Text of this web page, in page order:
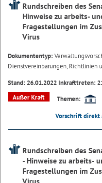
Rundschreiben des
Hinweise zu arbeits-
Fragestellungen im
Virus
Dokumententyp:
Dienstvereinbarungen, Richtlinien
Stand: 26.01.2022 Inkrafttreten:
Außer Kraft
Themen:
Vorschrift direkt
Rundschreiben des
- Hinweise zu arbeits-
Fragestellungen im
Virus